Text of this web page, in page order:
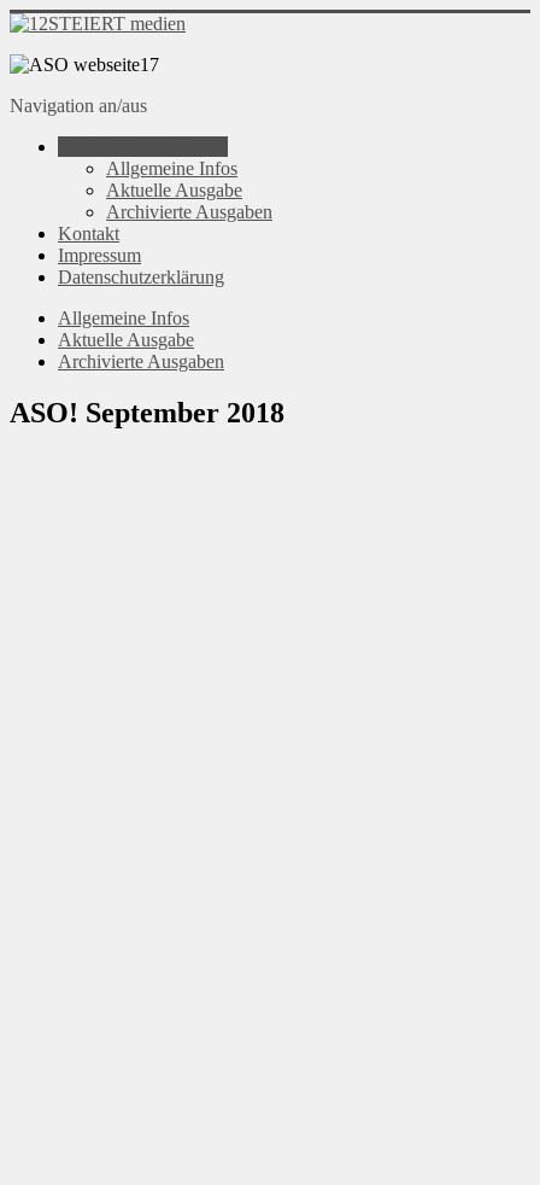
Navigation an/aus
Allgemeine Infos
Aktuelle Ausgabe
Archivierte Ausgaben
Kontakt
Impressum
Datenschutzerklärung
Allgemeine Infos
Aktuelle Ausgabe
Archivierte Ausgaben
ASO! September 2018